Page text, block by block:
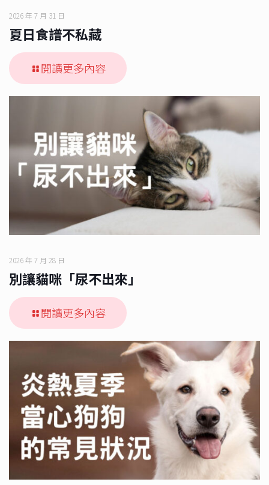
2026 年 7 月 31 日
夏日食譜不私藏
閱讀更多內容
2026 年 7 月 28 日
別讓貓咪「尿不出來」
閱讀更多內容